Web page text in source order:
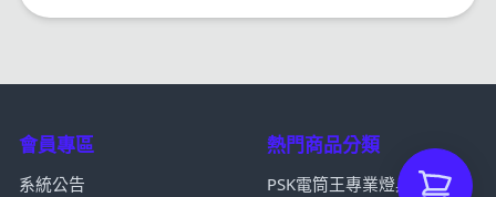
會員專區
系統公告
熱門商品分類
PSK電筒王專業燈具